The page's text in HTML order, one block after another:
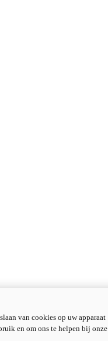
van cookies op uw apparaat
en om ons te helpen bij onze